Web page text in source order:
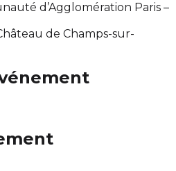
d’Agglomération Paris –
de Champs-sur-